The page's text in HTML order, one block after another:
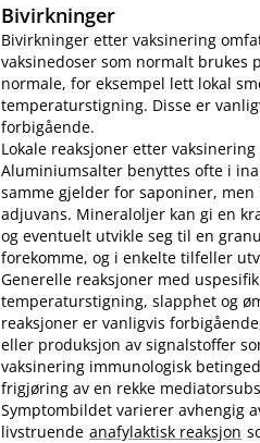
Bivirkninger
Bivirkninger etter vaksinering
vaksinedoser som normalt brukes
normale, for eksempel lett lokal
temperaturstigning. Disse er
forbigående.
Lokale reaksjoner etter
Aluminiumsalter benyttes ofte i
samme gjelder for saponiner,
adjuvans. Mineraloljer kan gi en
og eventuelt utvikle seg til en
forekomme, og i enkelte tilfeller
Generelle reaksjoner med
temperaturstigning, slapphet og
reaksjoner er vanligvis
eller produksjon av signalstoffer
vaksinering immunologisk
frigjøring av en rekke
Symptombildet varierer avhengig
livstruende anafylaktisk reaksjon